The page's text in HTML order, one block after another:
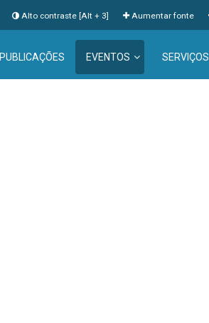
Aumentar fonte
Alto contraste [Alt + 3]
PUBLICAÇÕES EVENTOS SERVIÇOS